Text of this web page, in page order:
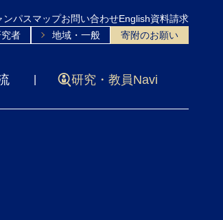
ンパスマップお問い合わせEnglish資料請求
者 地域・一般 寄附のお願い
研究・教員Navi